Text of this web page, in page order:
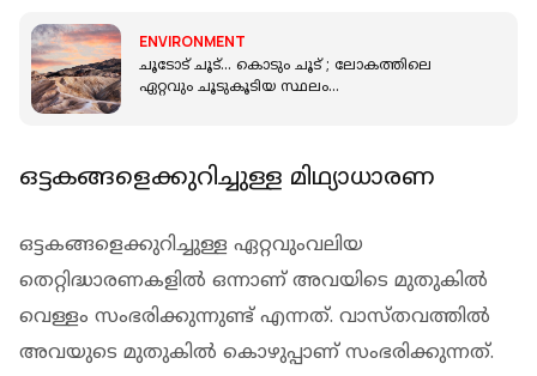
ENVIRONMENT
ചൂടോട് ചൂട്... കൊടും ചൂട് ; ലോകത്തിലെ
ഏറ്റവും ചൂടുകൂടിയ സ്ഥലം
ഒട്ടകങ്ങളെക്കുറിച്ചുള്ള മിഥ്യാധാരണ
ഒട്ടകങ്ങളെക്കുറിച്ചുള്ള ഏറ്റവുംവലിയ
തെറ്റിദ്ധാരണകളില്‍ ഒന്നാണ് അവയിടെ മുതുകില്‍
വെള്ളം സംഭരിക്കുന്നുണ്ട് എന്നത്. വാസ്തവത്തില്‍
അവയുടെ മുതുകില്‍ കൊഴുപ്പാണ് സംഭരിക്കുന്നത്.